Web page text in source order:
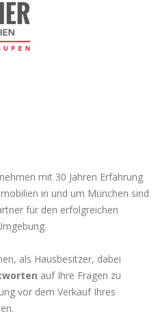
mit 30 Jahren Erfahrung
in und um München sind
für den erfolgreichen
als Hausbesitzer, dabei
auf Ihre Fragen zu
vor dem Verkauf Ihres